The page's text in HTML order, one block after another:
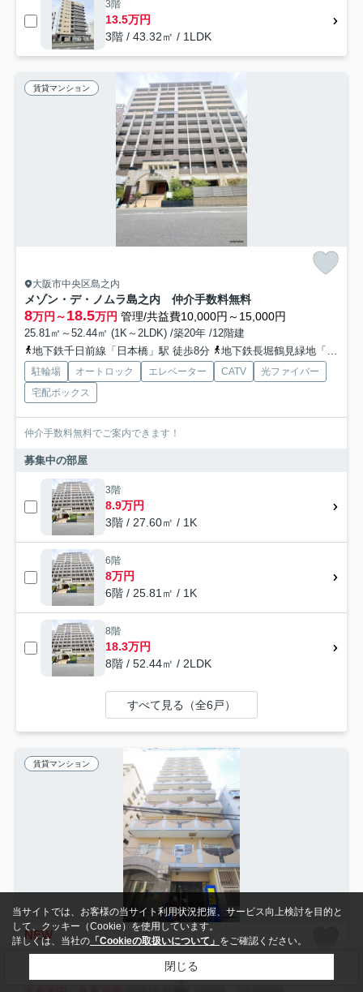
3階
13.5万円
3階 / 43.32㎡ / 1LDK
賃貸マンション
大阪市中央区島之内
メゾン・デ・ノムラ島之内 仲介手数料無料
8万円～18.5万円 管理/共益費10,000円～15,000円
25.81㎡～52.44㎡ (1K～2LDK) /築20年 /12階建
地下鉄千日前線「日本橋」駅 徒歩8分
地下鉄長堀鶴見緑地「長堀橋」駅 徒歩12分
駐輪場 オートロック エレベーター CATV
光ファイバー
宅配ボックス
仲介手数料無料でご案内できます！
募集中の部屋
3階
8.9万円
3階 / 27.60㎡ / 1K
6階
8万円
6階 / 25.81㎡ / 1K
8階
18.3万円
8階 / 52.44㎡ / 2LDK
すべて見る（全6戸）
賃貸マンション
NEW
ロータリー天神橋 仲介手数料無料
当サイトでは、お客様の当サイト利用状況把握、サービス向上検討を目的と
して、クッキー（Cookie）を使用しています。
詳しくは、当社の 「Cookieの取扱いについて」 をご確認ください。
閉じる